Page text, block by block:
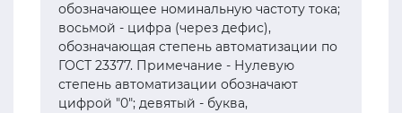
обозначающее номинальную частоту тока;
восьмой - цифра (через дефис),
обозначающая степень автоматизации по
ГОСТ 23377. Примечание - Нулевую
степень автоматизации обозначают
цифрой "0"; девятый - буква,